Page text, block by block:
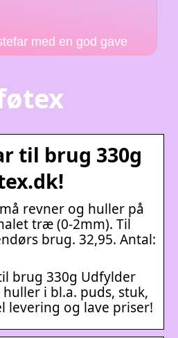
med en god gave
til brug 330g
revner og huller på
træ (0-2mm). Til
brug. 32,95. Antal:
brug 330g Udfylder
i bl.a. puds, stuk,
levering og lave priser!